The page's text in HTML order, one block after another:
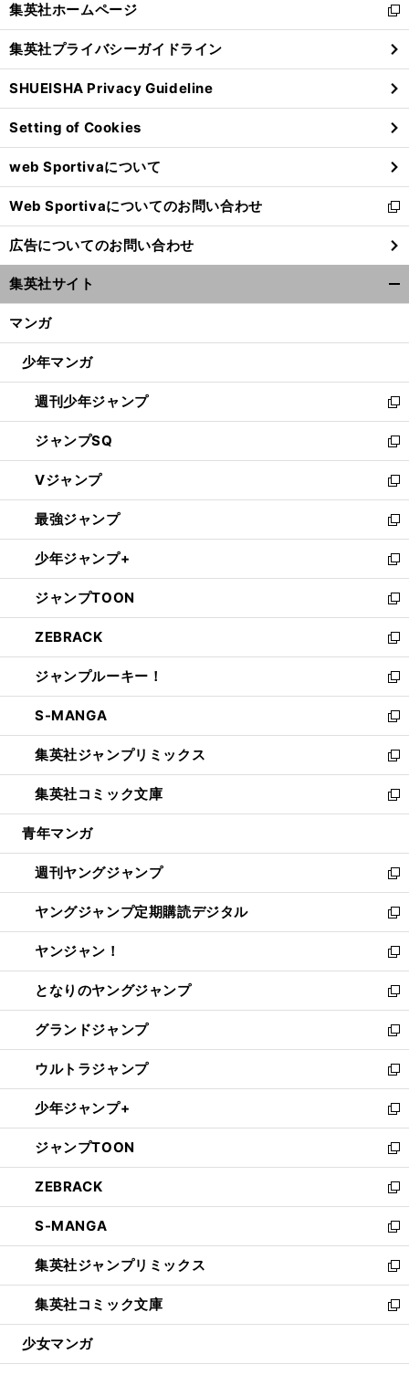
閉
る
集英社ホームページ
新
し
い
ウ
ィ
ン
ド
ウ
で
開
く
集英社プライバシーガイドライン
SHUEISHA Privacy Guideline
Setting of Cookies
web Sportivaについて
Web Sportivaについてのお問い合わせ
新
し
い
ウ
ィ
ン
ウ
開
く
広告についてのお問い合わせ
集英社サイト
マンガ
少年マンガ
週刊少年ジャンプ
新
し
い
ウ
ィ
ン
ド
ウ
で
開
く
ジャンプSQ
新
し
い
ウ
ィ
ン
ド
ウ
で
開
く
Vジャンプ
新
し
い
ウ
ィ
ン
ド
ウ
で
開
く
最強ジャンプ
新
し
い
ウ
ィ
ン
ド
ウ
で
開
く
少年ジャンプ+
新
し
い
ウ
ィ
ン
ド
ウ
で
開
く
ジャンプTOON
新
し
い
ウ
ィ
ン
ド
ウ
で
開
く
ZEBRACK
新
し
い
ウ
ィ
ン
ド
ウ
で
開
ジャンプルーキー！
新
し
い
ウ
ィ
ン
ド
ウ
開
く
S-MANGA
新
し
い
ウ
ィ
ン
ウ
で
開
く
集英社ジャンプリミックス
新
し
い
ウ
ン
ド
ウ
で
開
く
集英社コミック文庫
新
し
ウ
ィ
ン
ド
ウ
で
開
く
青年マンガ
週刊ヤングジャンプ
新
し
い
ウ
ィ
ン
ド
ウ
で
開
く
ヤングジャンプ定期購読デジタル
新
し
い
ウ
ィ
ン
ド
ウ
で
開
く
ヤンジャン！
新
し
い
ウ
ィ
ン
ド
ウ
で
開
く
となりのヤングジャンプ
新
し
い
ウ
ィ
ン
ド
ウ
で
開
く
グランドジャンプ
新
し
い
ウ
ィ
ン
ド
ウ
で
開
く
ウルトラジャンプ
新
し
い
ウ
ィ
ン
ド
ウ
で
開
く
少年ジャンプ+
新
し
い
ウ
ィ
ン
ド
ウ
で
開
く
ジャンプTOON
新
し
い
ウ
ィ
ン
ド
ウ
で
開
ZEBRACK
新
し
い
ウ
ィ
ン
ド
ウ
開
S-MANGA
新
し
い
ウ
ィ
ン
ウ
集英社ジャンプリミックス
新
し
い
ウ
ン
集英社コミック文庫
新
し
ウ
少女マンガ